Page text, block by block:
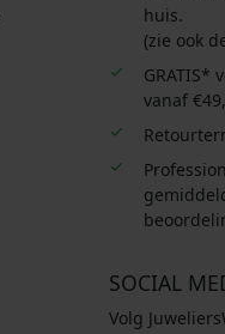
huis.
(zie ook
GRATIS*
vanaf
SOCIAL
Volg